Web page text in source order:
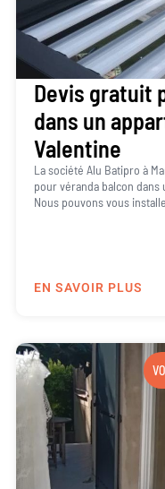
Devis gratuit
dans un
Valentine
La société Alu Batipro à
pour véranda balcon dans
Nous pouvons vous
EN SAVOIR PLUS